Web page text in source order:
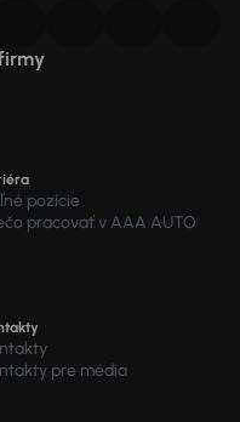
pozície
pracovať v AAA AUTO
pre média